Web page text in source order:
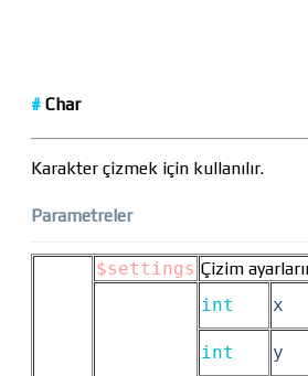
# Char
Karakter çizmek için kullanılır.
Parametreler
$settings Çizim
int x
int
y